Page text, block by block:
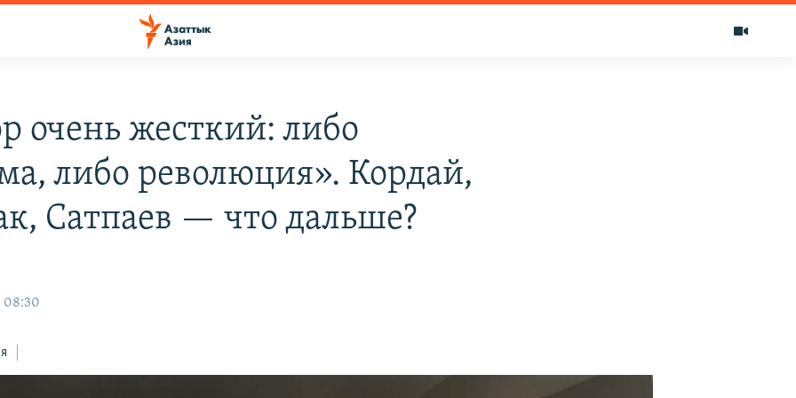
очень жесткий: либо
либо революция». Кордай,
Сатпаев — что дальше?
08:30